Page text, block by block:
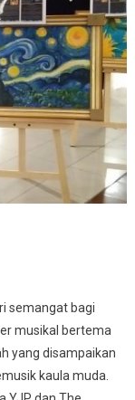
semangat bagi
musikal bertema
yang disampaikan
kaula muda.